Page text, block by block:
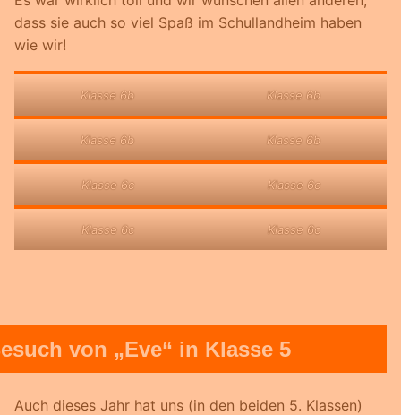
dass sie auch so viel Spaß im Schullandheim haben
wie wir!
Klasse 6b Klasse 6b
Klasse 6b Klasse 6b
Klasse 6c Klasse 6c
Klasse 6c Klasse 6c
von „Eve“ in Klasse 5
Auch dieses Jahr hat uns (in den beiden 5. Klassen)